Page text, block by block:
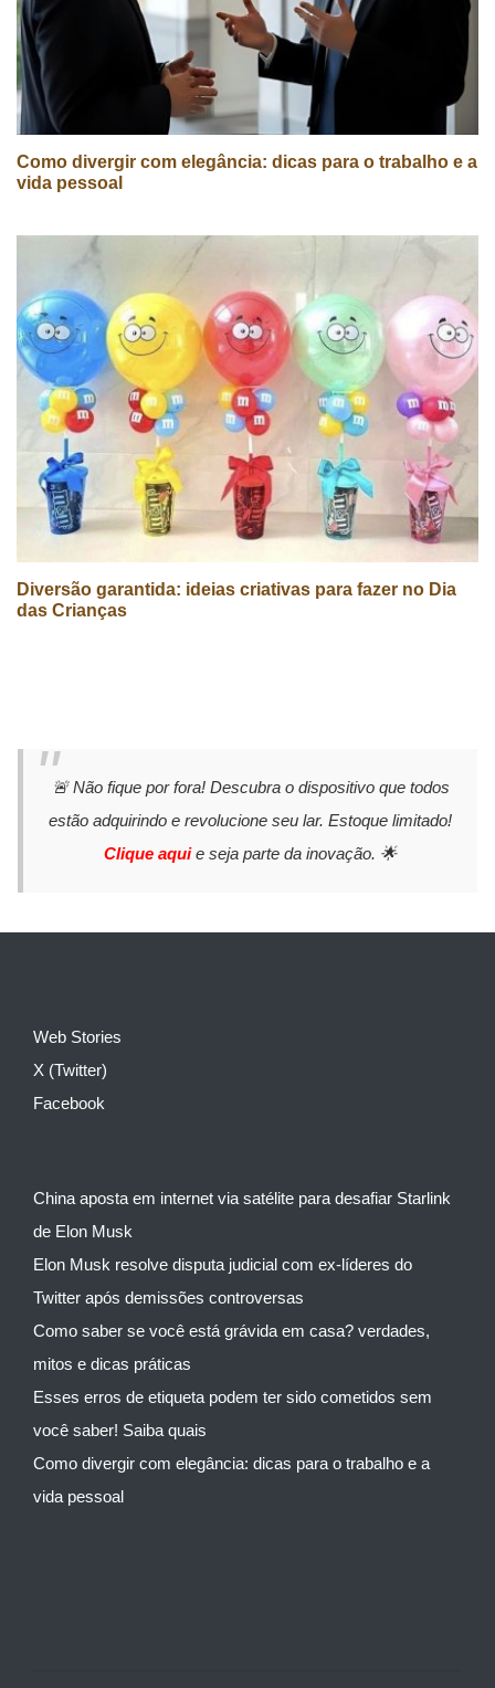
Como divergir com elegância: dicas para o trabalho e a
vida pessoal
Diversão garantida: ideias criativas para fazer no Dia
das Crianças
🚨 Não fique por fora! Descubra o dispositivo que todos
estão adquirindo e revolucione seu lar. Estoque limitado!
Clique aquie seja parte da inovação. 🌟
Web Stories
X (Twitter)
Facebook
China aposta em internet via satélite para desafiar Starlink
de Elon Musk
Elon Musk resolve disputa judicial com ex-líderes do
Twitter após demissões controversas
Como saber se você está grávida em casa? verdades,
mitos e dicas práticas
Esses erros de etiqueta podem ter sido cometidos sem
você saber! Saiba quais
Como divergir com elegância: dicas para o trabalho e a
vida pessoal